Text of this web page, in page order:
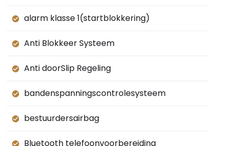
alarm klasse 1(startblokkering)
Anti Blokkeer Systeem
Anti doorSlip Regeling
bandenspanningscontrolesysteem
bestuurdersairbag
Bluetooth telefoonvoorbereiding